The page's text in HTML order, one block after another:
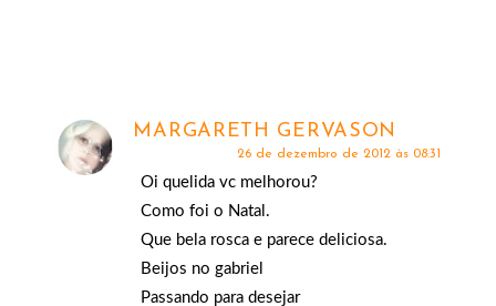
MARGARETH GERVASON
26 de dezembro de 2012 às 08:31
Oi quelida vc melhorou?
Como foi o Natal.
Que bela rosca e parece deliciosa.
Beijos no gabriel
Passando para desejar